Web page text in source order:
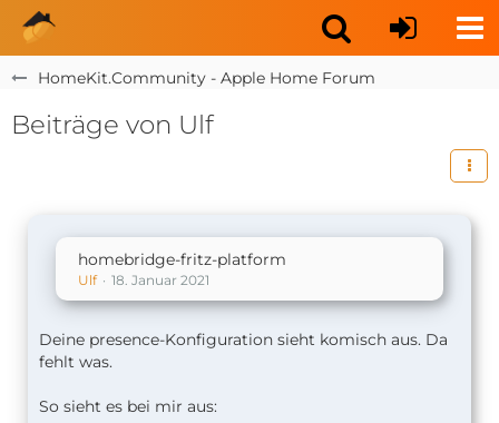
HomeKit.Community - Apple Home Forum
Beiträge von Ulf
homebridge-fritz-platform
Ulf 18. Januar 2021
Deine presence-Konfiguration sieht komisch aus. Da
fehlt was.
So sieht es bei mir aus: